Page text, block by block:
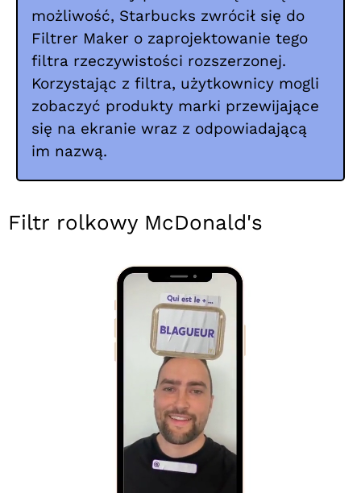
możliwość, Starbucks zwrócił się do
Filtrer Maker o zaprojektowanie tego
filtra rzeczywistości rozszerzonej.
Korzystając z filtra, użytkownicy mogli
zobaczyć produkty marki przewijające
się na ekranie wraz z odpowiadającą
im nazwą.
Filtr rolkowy McDonald's